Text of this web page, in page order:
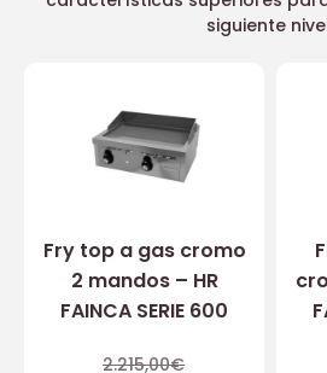
siguiente
Fry top a gas cromo
2 mandos – HR
FAINCA SERIE 600
2.215,00€